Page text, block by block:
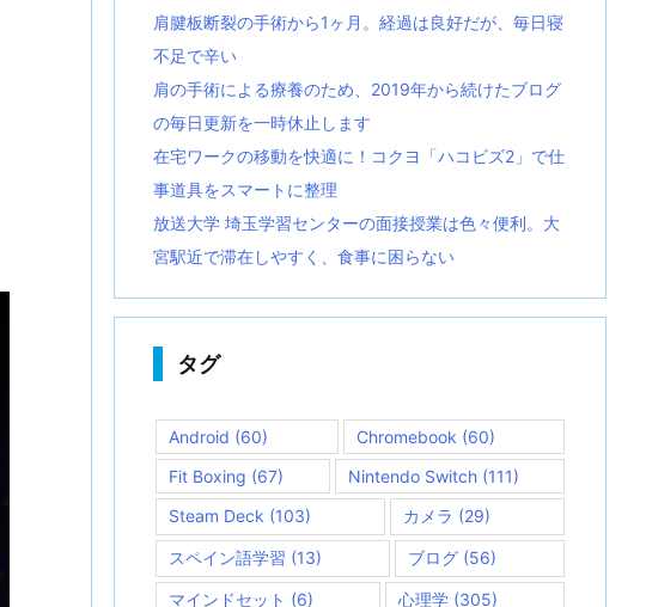
肩腱板断裂の手術から1ヶ月。経過は良好だが、毎日寝
不足で辛い
肩の手術による療養のため、2019年から続けたブログ
の毎日更新を一時休止します
在宅ワークの移動を快適に！コクヨ「ハコビズ2」で仕
事道具をスマートに整理
放送大学 埼玉学習センターの面接授業は色々便利。大
宮駅近で滞在しやすく、食事に困らない
タグ
Android (60) Chromebook (60)
Fit Boxing (67) Nintendo Switch(111)
Steam Deck (103) カメラ (29)
スペイン語学習 (13) ブログ (56)
マインドセット (6) 心理学 (305)